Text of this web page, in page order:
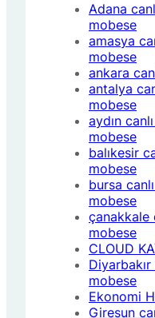
Adana
mobese
amasya
mobese
ankara
antalya
mobese
aydın
mobese
balıkesir
mobese
bursa
mobese
çanakkale
mobese
CLOUD
mobese
Ekonomi
Giresun